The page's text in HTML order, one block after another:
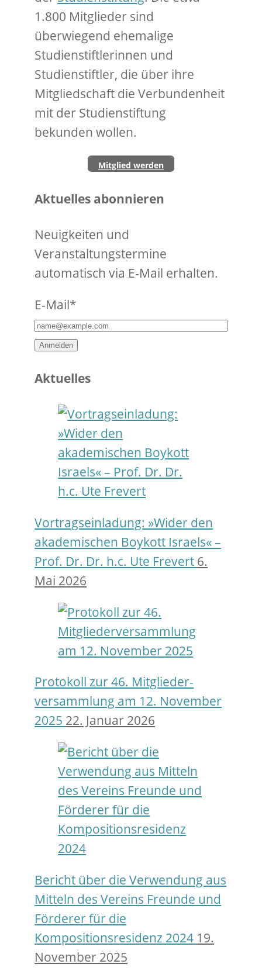
1.800 Mitglieder sind
überwiegend ehemalige
Studienstiftlerinnen und
Studienstiftler, die über ihre
Mitgliedschaft die Verbundenheit
mit der Studienstiftung
bekunden wollen.
Mitglied werden
Aktuelles abonnieren
Neuigkeiten und
Veranstaltungstermine
automatisch via E-Mail erhalten.
E-Mail*
Anmelden
Aktuelles
Vortragseinladung: »Wider den
akademischen Boykott Israels« –
Prof. Dr. Dr. h.c. Ute Frevert 6.
Mai 2026
Protokoll zur 46. Mitglieder­
versamm­lung am 12. November
2025 22. Januar 2026
Bericht über die Verwendung aus
Mitteln des Vereins Freunde und
Förderer für die
Kompositionsresidenz 2024 19.
November 2025